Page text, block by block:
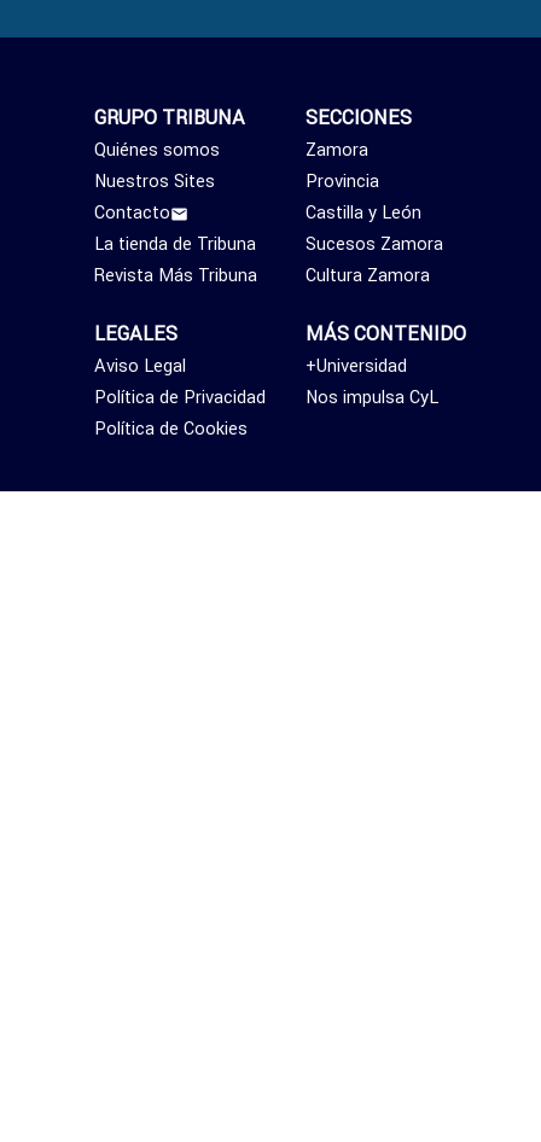
SECCIONES
Zamora
Provincia
Castilla y León
Sucesos Zamora
Cultura Zamora
MÁS CONTENIDO
+Universidad
Nos impulsa CyL
GRUPO TRIBUNA
Quiénes somos
Nuestros Sites
Contacto
La tienda de Tribuna
Revista Más Tribuna
LEGALES
Aviso Legal
Política de Privacidad
Política de Cookies